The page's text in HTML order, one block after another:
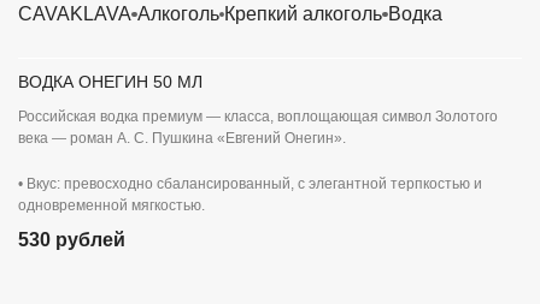
CAVAKLAVA Алкоголь Крепкий алкоголь Водка
ВОДКА ОНЕГИН 50 МЛ
Российская водка премиум — класса, воплощающая символ Золотого
века — роман А. С. Пушкина «Евгений Онегин».
• Вкус: превосходно сбалансированный, с элегантной терпкостью и
одновременной мягкостью.
530 рублей